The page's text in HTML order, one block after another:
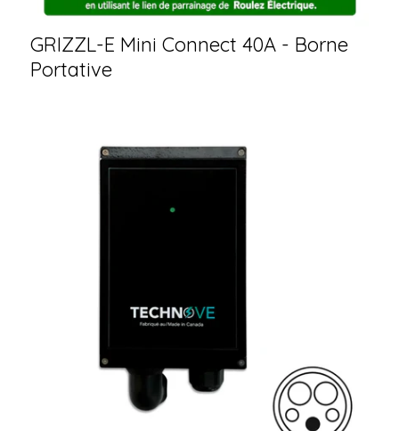
GRIZZL-E Mini Connect 40A - Borne
Portative